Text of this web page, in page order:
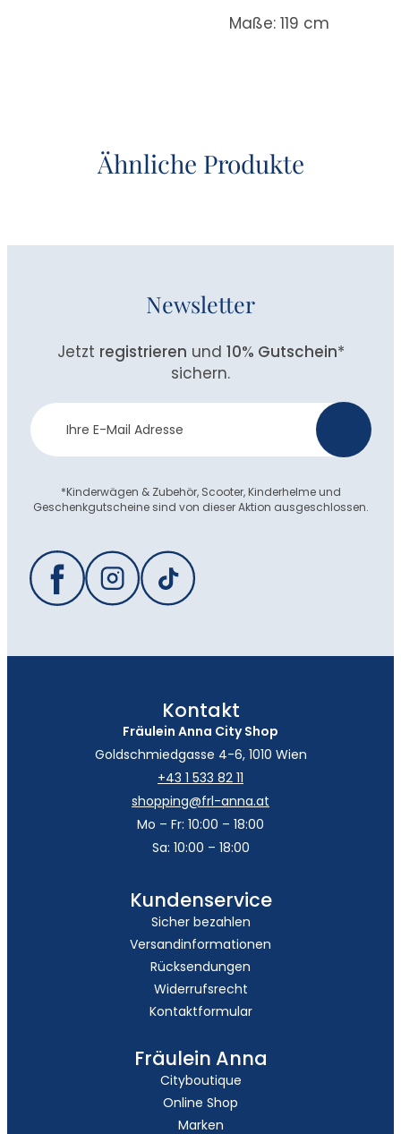
Maße: 119 cm
Ähnliche Produkte
Newsletter
Jetzt registrieren und 10% Gutschein*
sichern.
Newsletter
Anmeldung
*Kinderwägen & Zubehör, Scooter, Kinderhelme und
Geschenkgutscheine sind von dieser Aktion ausgeschlossen.
Kontakt
Fräulein Anna City Shop
Goldschmiedgasse 4-6, 1010 Wien
+43 1 533 82 11
shopping@frl-anna.at
Mo – Fr: 10:00 – 18:00
Sa: 10:00 – 18:00
Kundenservice
Sicher bezahlen
Versandinformationen
Rücksendungen
Widerrufsrecht
Kontaktformular
Fräulein Anna
Cityboutique
Online Shop
Marken